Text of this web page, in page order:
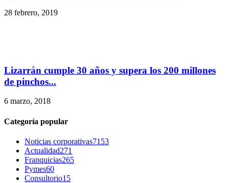
28 febrero, 2019
Lizarrán cumple 30 años y supera los 200 millones
de pinchos...
6 marzo, 2018
Categoría popular
Noticias corporativas7153
Actualidad271
Franquicias265
Pymes60
Consultorio15